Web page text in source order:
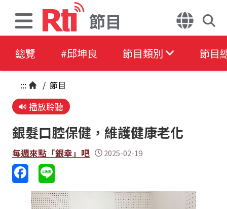
節目
總覽 #邱坤良 節目類別 節目
::: / 節目
播放聆聽
銀髮口腔保健，維護健康老化
每週來點「銀幸」吧 2025-02-19